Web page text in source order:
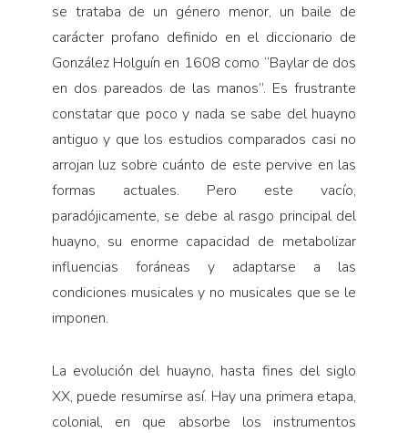
se trataba de un género menor, un baile de
carácter profano definido en el diccionario de
González Holguín en 1608 como “Baylar de dos
en dos pareados de las manos”. Es frustrante
constatar que poco y nada se sabe del huayno
antiguo y que los estudios comparados casi no
arrojan luz sobre cuánto de este pervive en las
formas actuales. Pero este vacío,
paradójicamente, se debe al rasgo principal del
huayno, su enorme capacidad de metabolizar
influencias foráneas y adaptarse a las
condiciones musicales y no musicales que se le
imponen.
La evolución del huayno, hasta fines del siglo
XX, puede resumirse así. Hay una primera etapa,
colonial, en que absorbe los instrumentos